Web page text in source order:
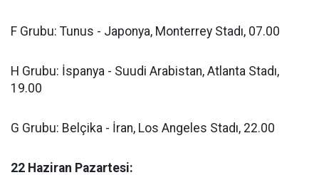
F Grubu: Tunus - Japonya, Monterrey Stadı, 07.00
H Grubu: İspanya - Suudi Arabistan, Atlanta Stadı,
19.00
G Grubu: Belçika - İran, Los Angeles Stadı, 22.00
22 Haziran Pazartesi: